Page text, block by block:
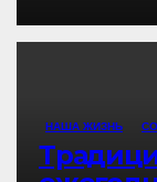
НАША ЖИЗНЬ